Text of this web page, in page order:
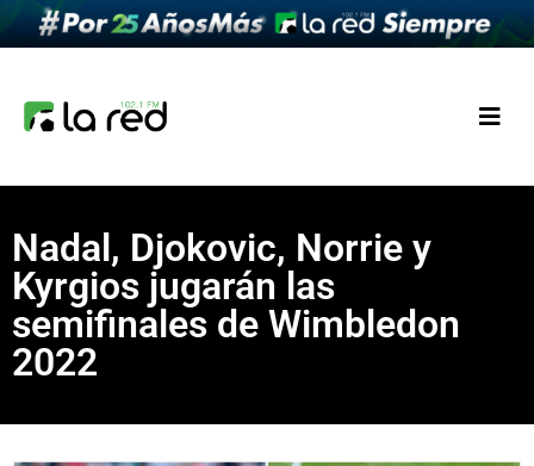
Nadal, Djokovic, Norrie y
Kyrgios jugarán las
semifinales de Wimbledon
2022